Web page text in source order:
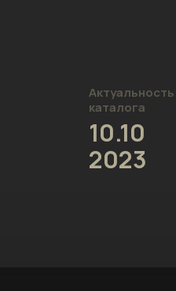
Актуальность
каталога
10.10
2023